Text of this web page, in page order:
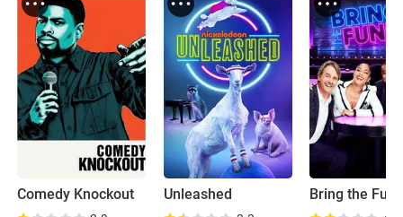
Comedy Knockout Unleashed Bring the